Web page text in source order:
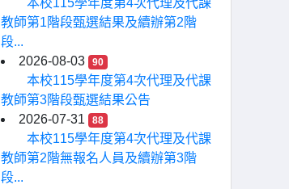
本校115學年度第4次代理及代課
教師第1階段甄選結果及續辦第2階
段...
2026-08-03
90
本校115學年度第4次代理及代課
教師第3階段甄選結果公告
2026-07-31
88
本校115學年度第4次代理及代課
教師第2階無報名人員及續辦第3階
段...